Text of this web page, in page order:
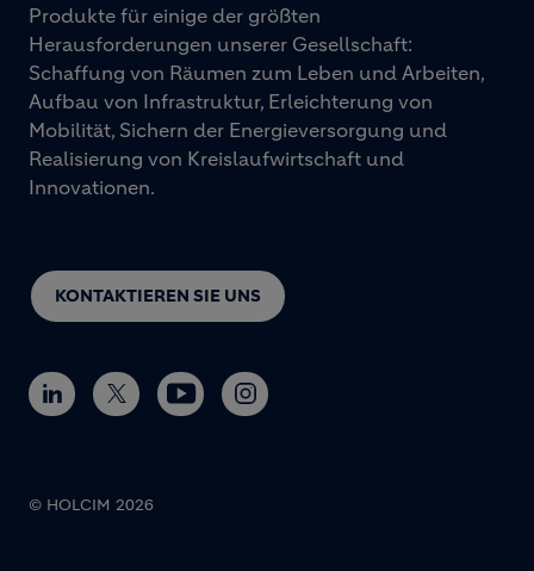
KONTAKTIEREN SIE UNS
Produkte für einige der größten
Herausforderungen unserer Gesellschaft:
Schaffung von Räumen zum Leben und Arbeiten,
Aufbau von Infrastruktur, Erleichterung von
Mobilität, Sichern der Energieversorgung und
Realisierung von Kreislaufwirtschaft und
Innovationen.
© HOLCIM 2026